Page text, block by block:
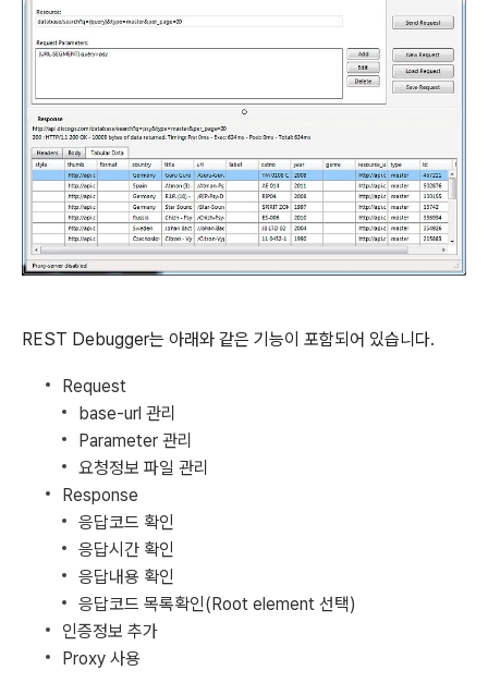
REST Debugger는 아래와 같은 기능이 포함되어 있습니다.
Request
base-url 관리
Parameter 관리
요청정보 파일 관리
Response
응답코드 확인
응답시간 확인
응답내용 확인
응답코드 목록확인(Root element 선택)
인증정보 추가
Proxy 사용